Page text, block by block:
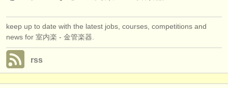
楽器の販売: ホルン (3)
楽器の販売: トランペット
楽器の販売: トロンボーン
盗まれた楽器: ホルン (32)
keep up to date with the latest jobs, courses, competitions and
news for 室内楽 - 金管楽器.
rss